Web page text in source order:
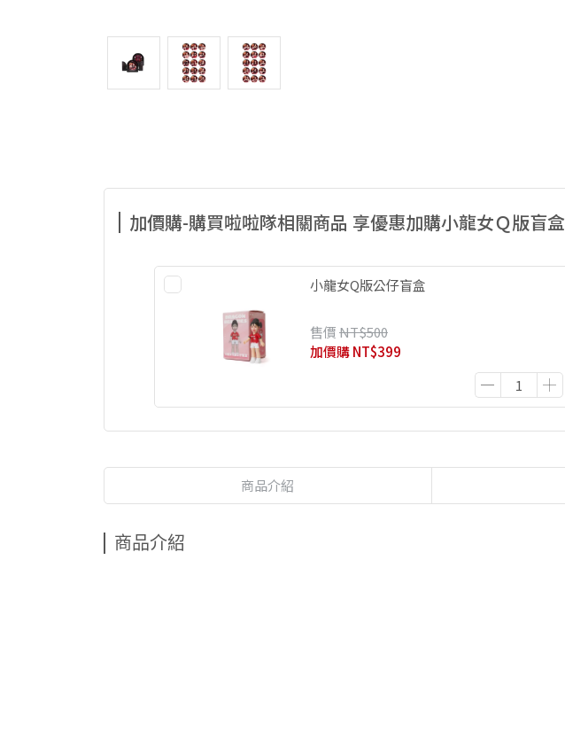
加價購-購買啦啦隊相關商品 享優惠加購小龍女Ｑ版盲盒
小龍女Q版公仔盲盒
售價NT$500
加價購NT$399
商品介紹
商品介紹